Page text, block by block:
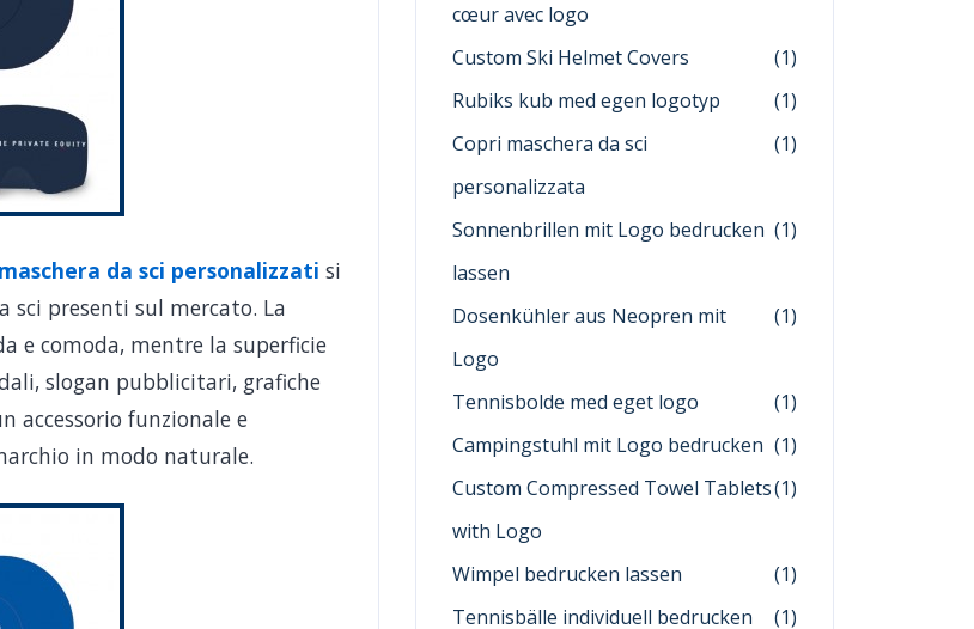
da sci personalizzati si
sci presenti sul mercato. La
e comoda, mentre la superficie
slogan pubblicitari, grafiche
accessorio funzionale e
in modo naturale.
cœur avec logo
Custom Ski Helmet Covers
(1)
Rubiks kub med egen logotyp
(1)
Copri maschera da sci
personalizzata
(1)
Sonnenbrillen mit Logo bedrucken
lassen
(1)
Dosenkühler aus Neopren mit
Logo
(1)
Tennisbolde med eget logo
(1)
Campingstuhl mit Logo bedrucken (1)
Custom Compressed Towel Tablets
with Logo
(1)
Wimpel bedrucken lassen
(1)
Tennisbälle individuell bedrucken
(1)